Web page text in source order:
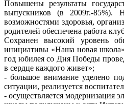
Повышены результаты
выпускников (в 2009г.-85%).
возможностями здоровья,
родителей обеспечена работа
Сохранен высокий уровень
инициативы «Наша новая
год юбилея со Дня Победы
в сердце каждого живет»;
- большое внимание уделено
ситуации, реализуется
- осуществляется модернизация